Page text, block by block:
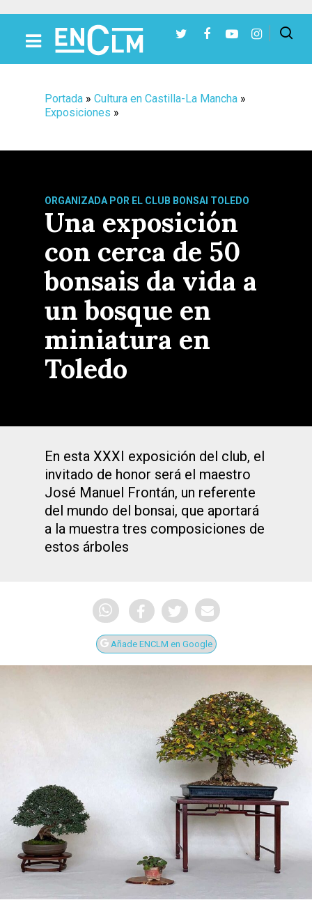
Portada » Cultura en Castilla-La Mancha »
Exposiciones »
ORGANIZADA POR EL CLUB BONSAI TOLEDO
Una exposición
con cerca de 50
bonsais da vida a
un bosque en
miniatura en
Toledo
En esta XXXI exposición del club, el
invitado de honor será el maestro
José Manuel Frontán, un referente
del mundo del bonsai, que aportará
a la muestra tres composiciones de
estos árboles
Añade ENCLM en Google